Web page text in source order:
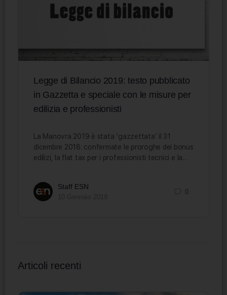
Legge di Bilancio 2019: testo pubblicato
in Gazzetta e speciale con le misure per
edilizia e professionisti
La Manovra 2019 è stata ‘gazzettata’ il 31
dicembre 2018: confermate le proroghe dei bonus
edilizi, la flat tax per i professionisti tecnici e la…
Staff ESN
0
Articoli recenti